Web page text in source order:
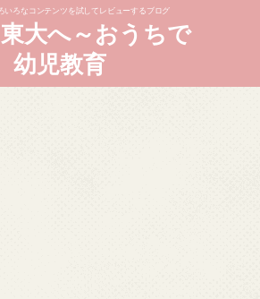
いろなコンテンツを試してレビューするブログ
大へ～おうちで
幼児教育